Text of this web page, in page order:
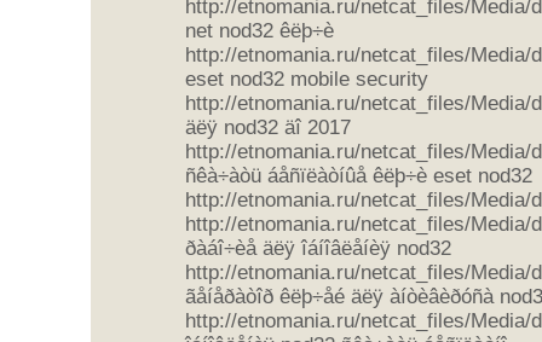
http://etnomania.ru/netcat_files/Media/
net nod32 êëþ÷è
http://etnomania.ru/netcat_files/Media/
eset nod32 mobile security
http://etnomania.ru/netcat_files/Media/
äëÿ nod32 äî 2017
http://etnomania.ru/netcat_files/Media/
ñêà÷àòü áåñïëàòíûå êëþ÷è eset nod32
http://etnomania.ru/netcat_files/Media/
http://etnomania.ru/netcat_files/Media/
ðàáî÷èå äëÿ îáíîâëåíèÿ nod32
http://etnomania.ru/netcat_files/Media/
ãåíåðàòîð êëþ÷åé äëÿ àíòèâèðóñà
http://etnomania.ru/netcat_files/Media/